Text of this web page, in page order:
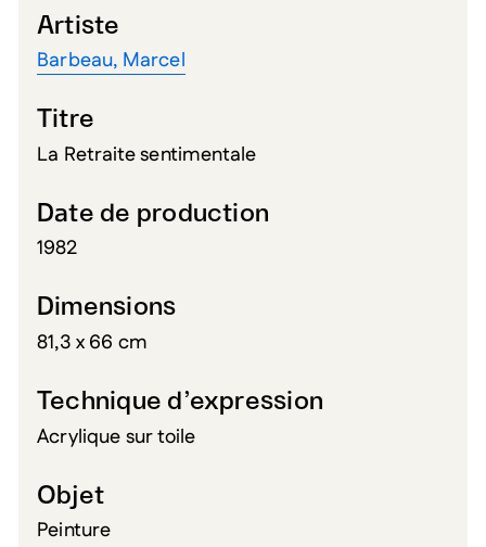
Artiste
Barbeau, Marcel
Titre
La Retraite sentimentale
Date de production
1982
Dimensions
81,3 x 66 cm
Technique d’expression
Acrylique sur toile
Objet
Peinture